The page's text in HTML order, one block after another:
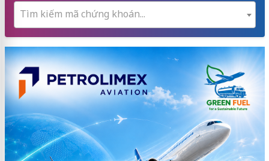
Tìm kiếm mã chứng khoán...